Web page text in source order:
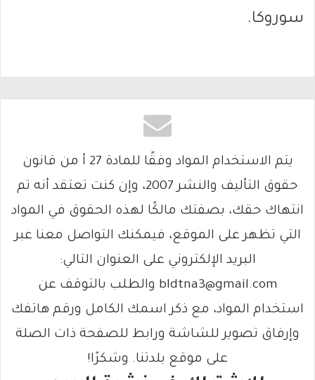
سوروكا.
يتم الاستخدام المواد وفقًا للمادة 27 أ من قانون
حقوق التأليف والنشر 2007، وإن كنت تعتقد أنه تم
انتهاك حقك، بصفتك مالكًا لهذه الحقوق في المواد
التي تظهر على الموقع، فيمكنك التواصل معنا عبر
البريد الإلكتروني على العنوان التالي:
bldtna3@gmail.com والطلب بالتوقف عن
استخدام المواد، مع ذكر اسمك الكامل ورقم هاتفك
وإرفاق تصوير للشاشة ورابط للصفحة ذات الصلة
على موقع بلدتنا. وشكرًا!